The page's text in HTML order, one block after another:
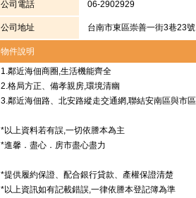
公司電話 06-2902929
公司地址 台南市東區崇善一街3巷23號
物件說明
1.鄰近海佃商圈,生活機能齊全
2.格局方正、備孝親房,環境清幽
3.鄰近海佃路、北安路縱走交通網,聯結安南區與市區
*以上資料若有誤,一切依謄本為主
*進馨．盡心．房市盡心盡力
*提供履約保證、配合銀行貸款、產權保證清楚
*以上資訊如有記載錯誤,一律依謄本登記簿為準